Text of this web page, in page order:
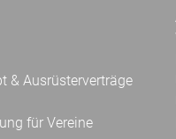
& Ausrüsterverträge
für Vereine